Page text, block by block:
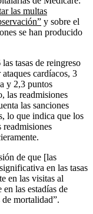
las multas
y sobre el
se han producido
tasas de reingreso
cardíacos, 3
y 2,3 puntos
las readmisiones
las sanciones
lo que indica que los
readmisiones
de que [las
en las tasas
en las visitas al
las estadías de
mortalidad”.